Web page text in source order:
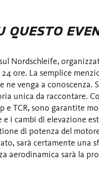
Nordschleife,
ore. La semplice
venga a conoscenza.
unica da raccontare.
e TCR, sono garantite
i cambi di elevazione
di potenza del
sarà certamente una
aerodinamica sarà la